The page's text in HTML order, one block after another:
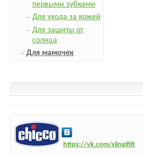
первыми зубками
Для ухода за кожей
Для защиты от
солнца
Для мамочек
https://vk.com/slingifilt